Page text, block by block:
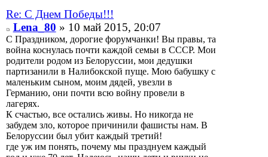
Re: С Днем Победы!!!
Lena_80 » 10 май 2015, 20:07
С Праздником, дорогие форумчанки! Вы правы, та
война коснулась почти каждой семьи в СССР. Мои
родители родом из Белоруссии, мои дедушки
партизанили в Налибокской пуще. Мою бабушку с
маленьким сыном, моим дядей, увезли в
Германию, они почти всю войну провели в
лагерях.
К счастью, все остались живы. Но никогда не
забудем зло, которое причинили фашисты нам. В
Белоруссии был убит каждый третий!
где уж им понять, почему мы празднуем каждый